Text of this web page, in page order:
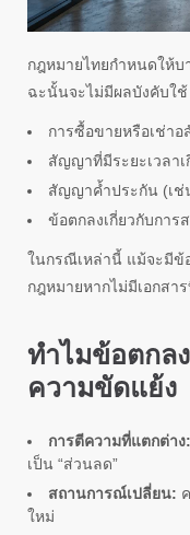
กฎหมายไทยกำหนดให้
ฉะนั้นจะไม่มีผลบังคับใช้
การซื้อขายหรือเช่า
สัญญาที่มีระยะเวลาเ
สัญญาค้ำประกัน (เช่
ข้อตกลงเกี่ยวกับการ
ในกรณีเหล่านี้ แม้จะมีข้
กฎหมายหากไม่มีเอกสา
ทำไมข้อตกล
ความขัดแย้ง
การตีความที่แตกต่าง:
เป็น “ส่วนลด”
สถานการณ์เปลี่ยน:
ใหม่